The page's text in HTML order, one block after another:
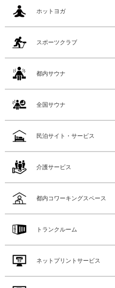
ホットヨガ
スポーツクラブ
都内サウナ
全国サウナ
民泊サイト・サービス
介護サービス
都内コワーキングスペース
トランクルーム
ネットプリントサービス